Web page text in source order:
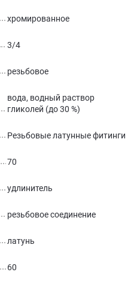
хромированное
3/4
резьбовое
вода, водный раствор
гликолей (до 30 %)
Резьбовые латунные фитинги
70
удлинитель
резьбовое соединение
латунь
60